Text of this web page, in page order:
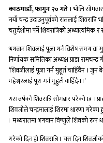
काठमाडौं, फागुन २० गते । भोलि
नयाँ चन्द्र उदाउनुपूर्वको रातलाई
चतुर्दशीमा पर्ने शिवरात्रिको
भगवान शिवलाई पूजा गर्न विशेष समय वा
निर्णायक समितिका अध्यक्ष प्राडा
‘शिवजीलाई पूजा गर्न मुहूर्त चाहिँदैन । जुन
महेश्वरलाई पूरा गर्न मूहुर्त चाहिँदैन ।’
यस वर्षको शिवरात्रि सोमबार परेको छ ।
शिवजीले चन्द्रमालाई शिरमा धारणा गरेका
। मध्यरातमा भगवान विष्णुले शिवको रुप
गरेको दिन हो शिवरात्रि । यस दिन